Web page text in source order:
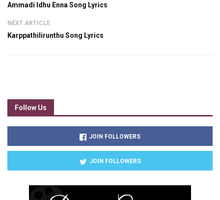
Ammadi Idhu Enna Song Lyrics
NEXT ARTICLE
Karppathilirunthu Song Lyrics
Follow Us
JOIN FOLLOWERS
JOIN FOLLOWERS